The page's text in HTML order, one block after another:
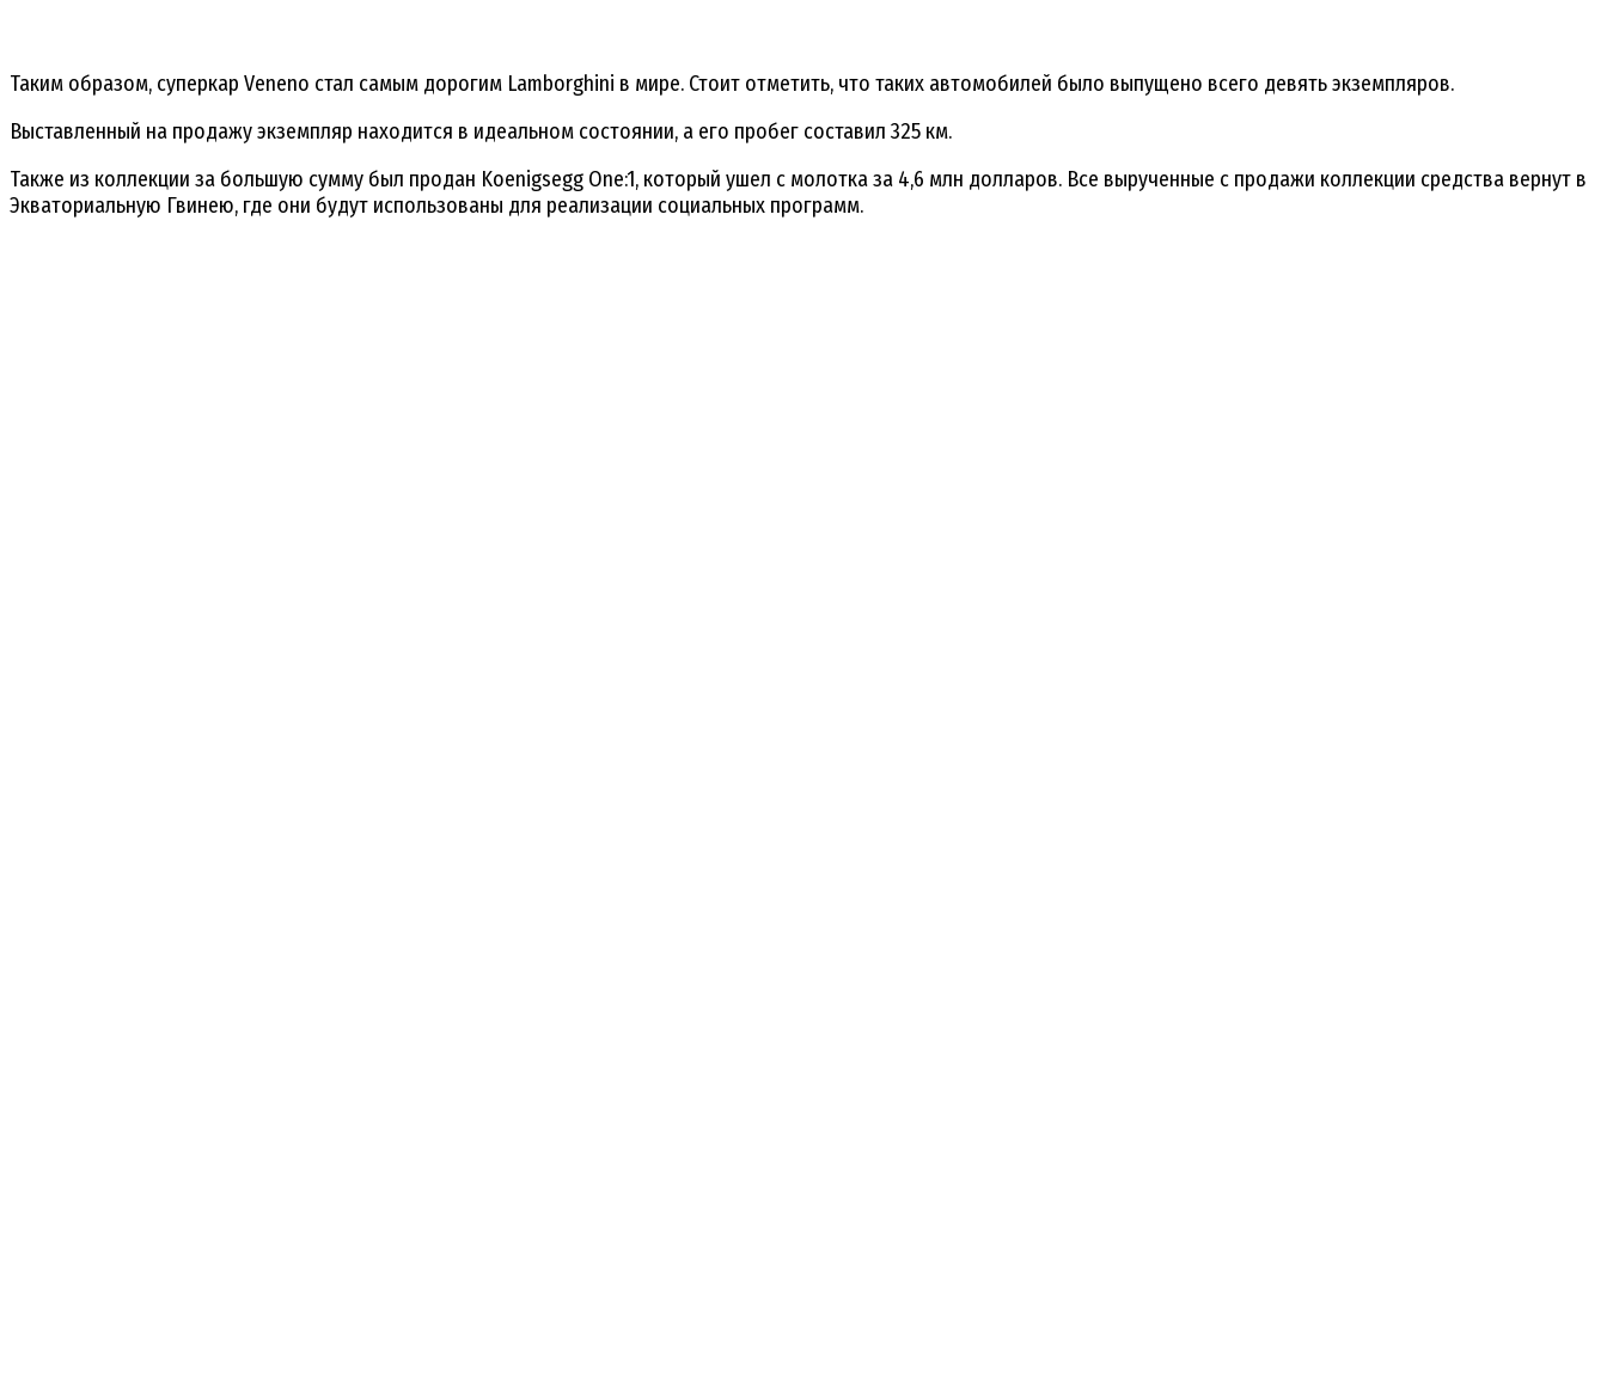
Таким образом, суперкар Veneno стал самым дорогим Lamborghini в мире. Стоит отметить, что таких автомобилей было выпущено всего девять экземпляров.
Выставленный на продажу экземпляр находится в идеальном состоянии, а его пробег составил 325 км.
Также из коллекции за большую сумму был продан Koenigsegg One:1, который ушел с молотка за 4,6 млн долларов. Все вырученные с продажи коллекции средства вернут в
Экваториальную Гвинею, где они будут использованы для реализации социальных программ.